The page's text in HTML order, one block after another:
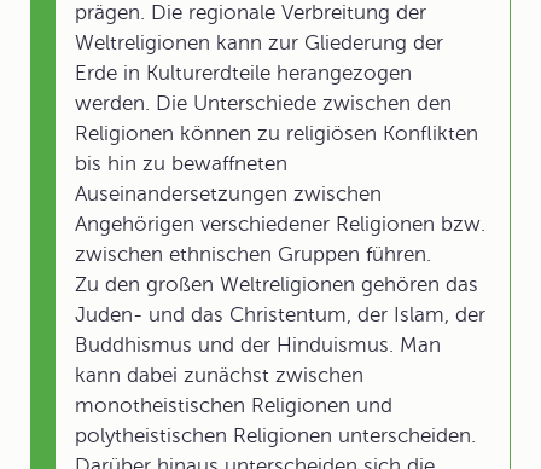
prägen. Die regionale Verbreitung der
Weltreligionen kann zur Gliederung der
Erde in Kulturerdteile herangezogen
werden. Die Unterschiede zwischen den
Religionen können zu religiösen Konflikten
bis hin zu bewaffneten
Auseinandersetzungen zwischen
Angehörigen verschiedener Religionen bzw.
zwischen ethnischen Gruppen führen.
Zu den großen Weltreligionen gehören das
Juden- und das Christentum, der Islam, der
Buddhismus und der Hinduismus. Man
kann dabei zunächst zwischen
monotheistischen Religionen und
polytheistischen Religionen unterscheiden.